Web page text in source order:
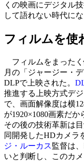
くの映画にデジタル
して語れない時代に
フィルムを使
フィルムをまったく
月の「ジャージー・
DLPで上映された。
推進する上映方式デ
で、画面解像度は横
が1920×1080画素だ
その後の技術革新は
同開発したHDカメラ
ジ・ルーカス監督は
いと判断し、このカ